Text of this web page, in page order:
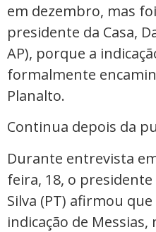
em dezembro, mas
presidente da Casa,
AP), porque a
formalmente
Planalto.
Continua depois da
Durante entrevista
feira, 18, o
Silva (PT) afirmou
indicação de